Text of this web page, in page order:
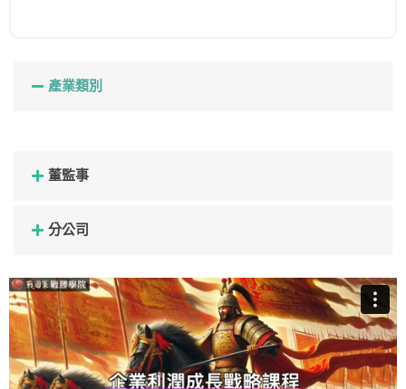
產業類別
董監事
分公司